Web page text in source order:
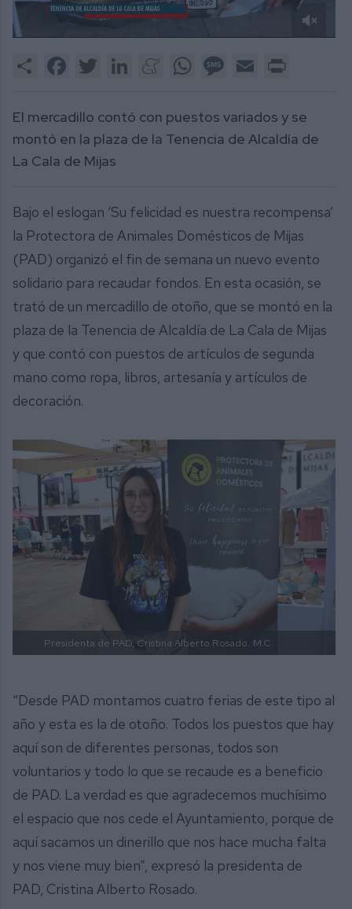
2
Share FacebookTwitter LinkedInMeneameWhatsAppMessage
Email
El mercadillo contó con puestos variados y se
montó en la plaza de la Tenencia de Alcaldía de
La Cala de Mijas
Bajo el eslogan ‘Su felicidad es nuestra recompensa’
la Protectora de Animales Domésticos de Mijas
(PAD) organizó el fin de semana un nuevo evento
solidario para recaudar fondos. En esta ocasión, se
trató de un mercadillo de otoño, que se montó en la
plaza de la Tenencia de Alcaldía de La Cala de Mijas
y que contó con puestos de artículos de segunda
mano como ropa, libros, artesanía y artículos de
decoración.
Presidenta de PAD, Cristina Alberto Rosado. M.C.
“Desde PAD montamos cuatro ferias de este tipo al
año y esta es la de otoño. Todos los puestos que hay
aquí son de diferentes personas, todos son
voluntarios y todo lo que se recaude es a beneficio
de PAD. La verdad es que agradecemos muchísimo
el espacio que nos cede el Ayuntamiento, porque de
aquí sacamos un dinerillo que nos hace mucha falta
y nos viene muy bien”, expresó la presidenta de
PAD, Cristina Alberto Rosado.